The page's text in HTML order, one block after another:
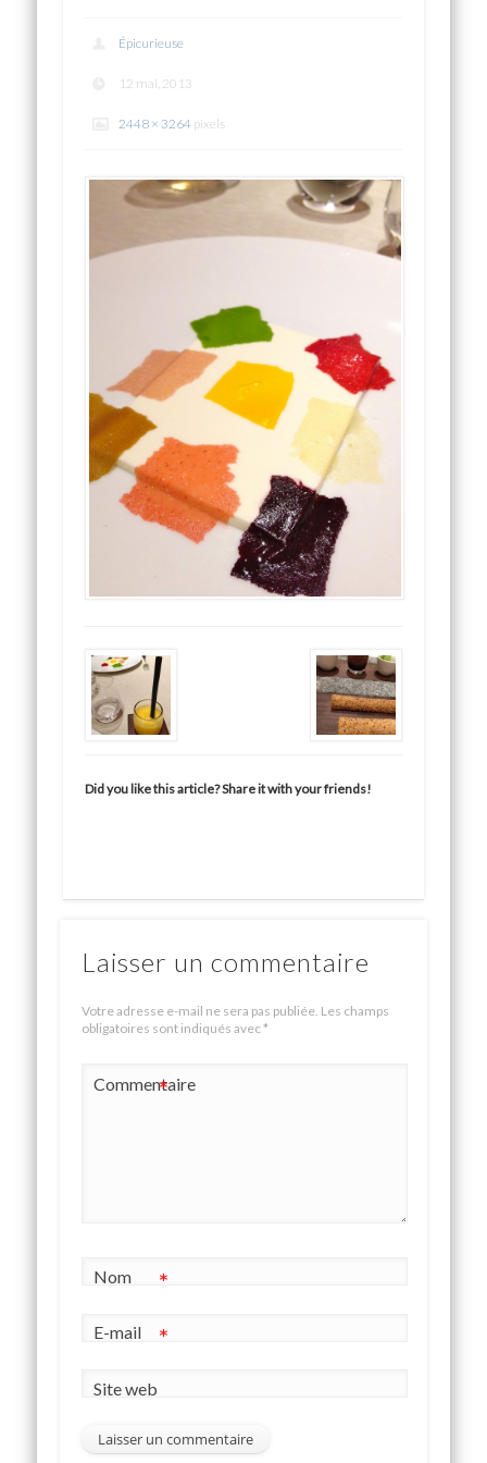
Épicurieuse
12 mai, 2013
2448 × 3264 pixels
Did you like this article? Share it with your friends!
Laisser un commentaire
Votre adresse e-mail ne sera pas publiée. Les champs
obligatoires sont indiqués avec*
Commentaire
*
Nom *
E-mail *
Site web